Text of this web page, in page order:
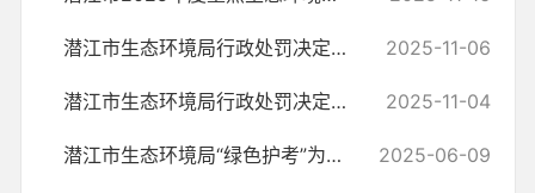
潜江市生态环境局行政处罚决定书（潜环罚〔2025〕3号） 2025-11-06
潜江市生态环境局行政处罚决定书（潜环罚〔2025〕2号） 2025-11-04
潜江市生态环境局“绿色护考”为学子保驾护航 2025-06-09